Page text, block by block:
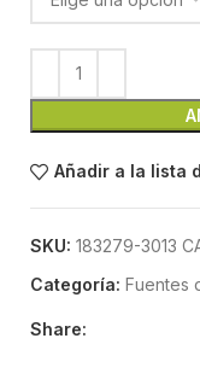
Añadir a la lista
SKU: 183279-3013
Categoría: Fuentes
Share: